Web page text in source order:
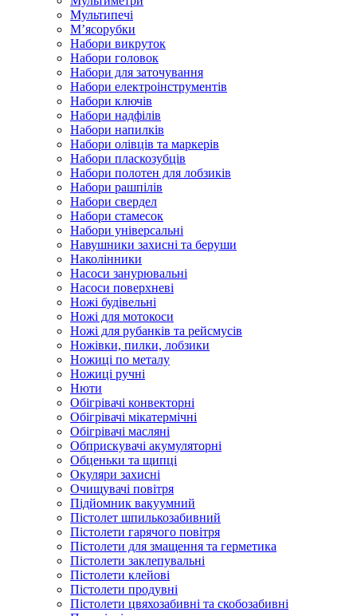
Мультипечі
М’ясорубки
Набори викруток
Набори головок
Набори для заточування
Набори електроінструментів
Набори ключів
Набори надфілів
Набори напилків
Набори олівців та маркерів
Набори пласкозубців
Набори полотен для лобзиків
Набори рашпілів
Набори свердел
Набори стамесок
Набори універсальні
Навушники захисні та беруши
Наколінники
Насоси занурювальні
Насоси поверхневі
Ножі будівельні
Ножі для мотокоси
Ножі для рубанків та рейсмусів
Ножівки, пилки, лобзики
Ножиці по металу
Ножиці ручні
Нюти
Обігрівачі конвекторні
Обігрівачі мікатермічні
Обігрівачі масляні
Обприскувачі акумуляторні
Обценьки та щипці
Окуляри захисні
Очищувачі повітря
Підйомник вакуумний
Пістолет шпилькозабивний
Пістолети гарячого повітря
Пістолети для змащення та герметика
Пістолети заклепувальні
Пістолети клейові
Пістолети продувні
Пістолети цвяхозабивні та скобозабивні